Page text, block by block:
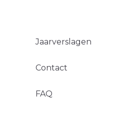
Jaarverslagen
Contact
FAQ